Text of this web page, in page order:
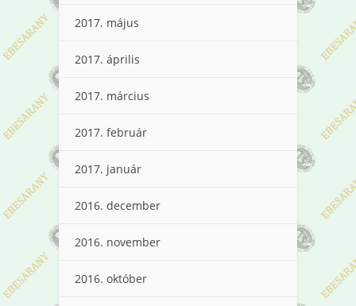
2017. május
2017. április
2017. március
2017. február
2017. január
2016. december
2016. november
2016. október